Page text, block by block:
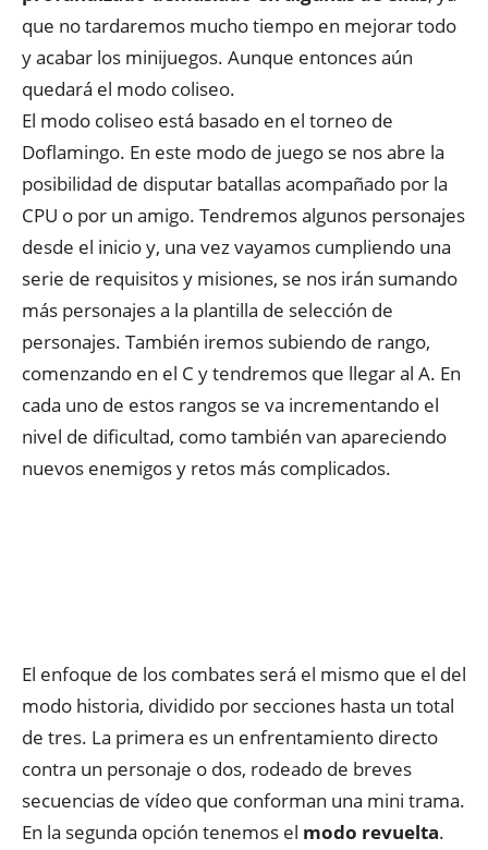
que no tardaremos mucho tiempo en mejorar todo
y acabar los minijuegos. Aunque entonces aún
quedará el modo coliseo.
El modo coliseo está basado en el torneo de
Doflamingo. En este modo de juego se nos abre la
posibilidad de disputar batallas acompañado por la
CPU o por un amigo. Tendremos algunos personajes
desde el inicio y, una vez vayamos cumpliendo una
serie de requisitos y misiones, se nos irán sumando
más personajes a la plantilla de selección de
personajes. También iremos subiendo de rango,
comenzando en el C y tendremos que llegar al A. En
cada uno de estos rangos se va incrementando el
nivel de dificultad, como también van apareciendo
nuevos enemigos y retos más complicados.
El enfoque de los combates será el mismo que el del
modo historia, dividido por secciones hasta un total
de tres. La primera es un enfrentamiento directo
contra un personaje o dos, rodeado de breves
secuencias de vídeo que conforman una mini trama.
En la segunda opción tenemos el modo revuelta.